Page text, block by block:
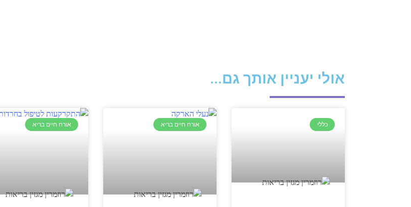
אולי יעניין אותך גם...
כללי אורח חיים בריא אורח חיים בריא